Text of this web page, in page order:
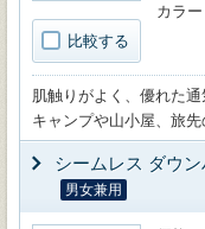
比較する
カラー
肌触りがよく、優れた
キャンプや山小屋、旅
シームレス ダウ
男女兼用